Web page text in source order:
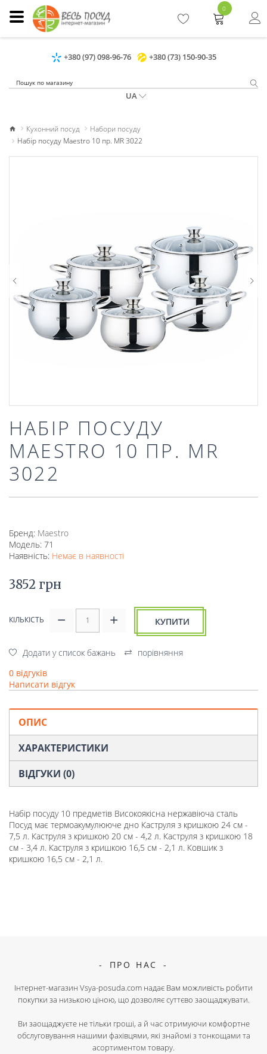
+380 (97) 098-96-76 +380 (73) 150-90-35
UA
0
Кухонний посуд
Набори посуду
Набір посуду Maestro 10 пр. MR 3022
НАБІР ПОСУДУ
MAESTRO 10 ПР. MR
3022
Бренд: Mаеstro
Модель: 71
Наявність: Немає в наявності
3852 грн
КІЛЬКІСТЬ КУПИТИ
Додати у список бажань
порівняння
0 відгуків
Написати відгук
ОПИС
ХАРАКТЕРИСТИКИ
ВІДГУКИ (0)
Набір посуду 10 предметів Високоякісна нержавіюча сталь
Посуд має термоакумулююче дно Каструля з кришкою 24 см -
7,5 л. Каструля з кришкою 20 см - 4,2 л. Каструля з кришкою 18
см - 3,4 л. Каструля з кришкою 16,5 см - 2,1 л. Ковшик з
кришкою 16,5 см - 2,1 л.
ПРО НАС
Інтернет-магазин Vsya-posuda.com надає Вам можливість робити
покупки за низькою ціною, що дозволяє суттєво заощаджувати.
Ви заощаджуєте не тільки гроші, а й час отримуючи комфортне
обслуговування нашими фахівцями, які знайомі з тонкощами та
асортиментом товару.